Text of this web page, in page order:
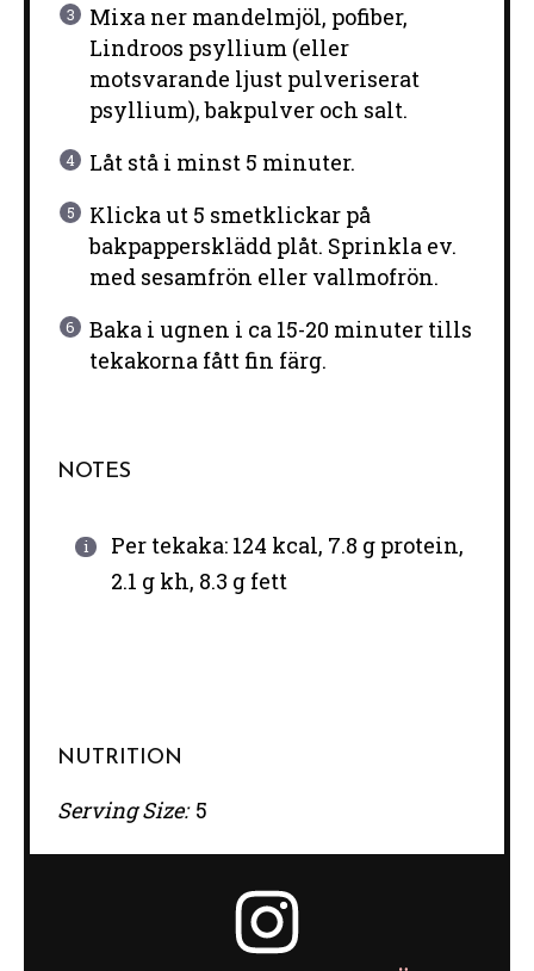
Mixa ner mandelmjöl, pofiber,
Lindroos psyllium (eller
motsvarande ljust pulveriserat
psyllium), bakpulver och salt.
Låt stå i minst 5 minuter.
Klicka ut 5 smetklickar på
bakpappersklädd plåt. Sprinkla ev.
med sesamfrön eller vallmofrön.
Baka i ugnen i ca 15-20 minuter tills
tekakorna fått fin färg.
NOTES
Per tekaka: 124 kcal, 7.8 g protein,
2.1 g kh, 8.3 g fett
NUTRITION
Serving Size: 5